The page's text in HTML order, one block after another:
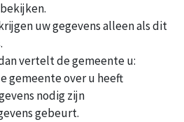
uw gegevens alleen als dit
vertelt de gemeente u:
gemeente over u heeft
nodig zijn
gebeurt.